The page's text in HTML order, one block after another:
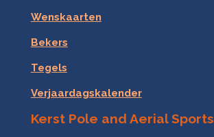
Wenskaarten
Bekers
Tegels
Verjaardagskalender
Kerst Pole and Aerial Sports